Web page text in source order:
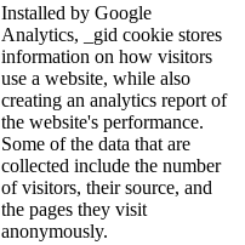
Installed by Google
Analytics, _gid cookie stores
information on how visitors
use a website, while also
creating an analytics report of
the website's performance.
Some of the data that are
collected include the number
of visitors, their source, and
the pages they visit
anonymously.